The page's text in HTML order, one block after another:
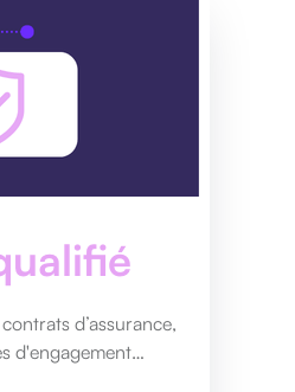
d’assurance,
d'engagement…